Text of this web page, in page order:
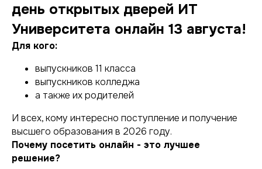
день открытых дверей ИТ
Университета онлайн 13 августа!
Для кого:
выпускников 11 класса
выпускников колледжа
а также их родителей
И всех, кому интересно поступление и получение
высшего образования в 2026 году.
Почему посетить онлайн - это лучшее
решение?